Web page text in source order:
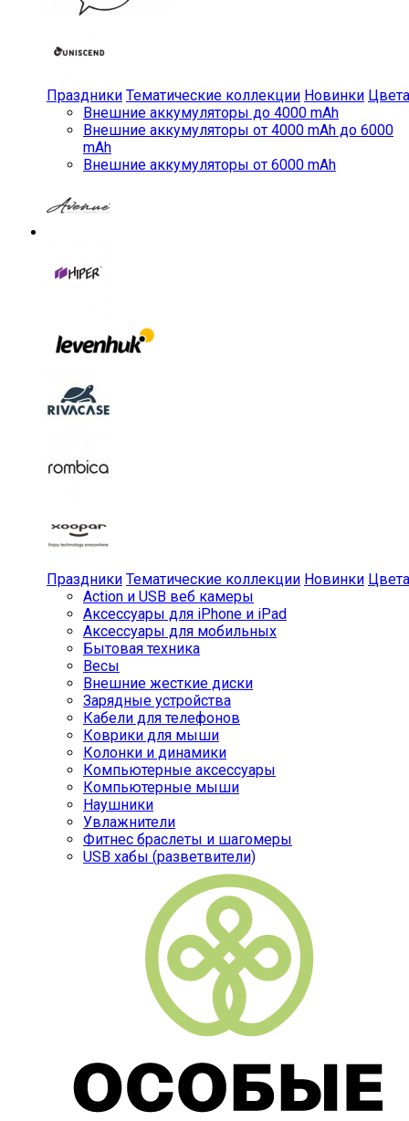
Праздники Тематические коллекции Новинки Цвета
Внешние аккумуляторы до 4000 mAh
Внешние аккумуляторы от 4000 mAh до 6000
mAh
Внешние аккумуляторы от 6000 mAh
Праздники Тематические коллекции Новинки Цвета
Action и USB веб камеры
Аксессуары для iPhone и iPad
Аксессуары для мобильных
Бытовая техника
Весы
Внешние жесткие диски
Зарядные устройства
Кабели для телефонов
Коврики для мыши
Колонки и динамики
Компьютерные аксессуары
Компьютерные мыши
Наушники
Увлажнители
Фитнес браслеты и шагомеры
USB хабы (разветвители)